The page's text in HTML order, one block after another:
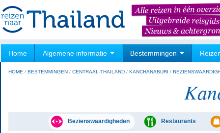
Home Algemene informatie Bestemmingen
HOME / BESTEMMINGEN / CENTRAAL-THAILAND / KANCHANABURI /
Bezienswaardigheden Restaurants